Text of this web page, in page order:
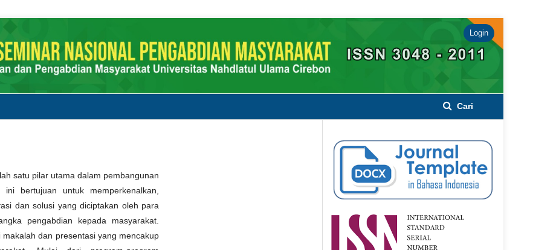
Cari
Login
satu pilar utama dalam pembangunan
bertujuan untuk memperkenalkan,
dan solusi yang diciptakan oleh para
pengabdian kepada masyarakat.
dan presentasi yang mencakup